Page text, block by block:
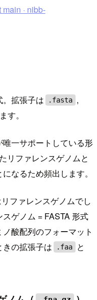
· nibb-
拡張子は .fasta ,
す。
一サポートしている形
リファレンスゲノムと
なるため頻出します。
ファレンスゲノムでし
ゲノム = FASTA 形式
酸配列のフォーマット
の拡張子は
.faa
と